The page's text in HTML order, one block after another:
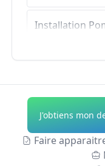
Installation
à Chaleur
Installation
à Chaleur
J'obtiens mon
Faire